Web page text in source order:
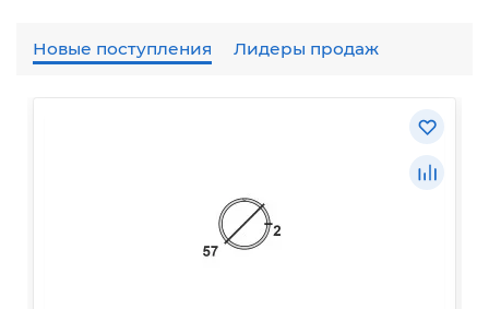
Новые поступления Лидеры продаж